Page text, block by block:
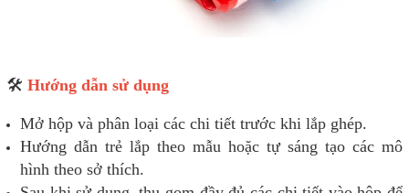
🛠️ Hướng dẫn sử dụng
Mở hộp và phân loại các chi tiết trước khi lắp ghép.
Hướng dẫn trẻ lắp theo mẫu hoặc tự sáng tạo các mô
hình theo sở thích.